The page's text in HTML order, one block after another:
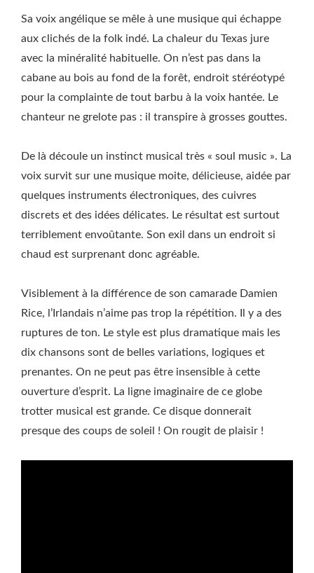
Sa voix angélique se mêle à une musique qui échappe
aux clichés de la folk indé. La chaleur du Texas jure
avec la minéralité habituelle. On n’est pas dans la
cabane au bois au fond de la forêt, endroit stéréotypé
pour la complainte de tout barbu à la voix hantée. Le
chanteur ne grelote pas : il transpire à grosses gouttes.
De là découle un instinct musical très « soul music ». La
voix survit sur une musique moite, délicieuse, aidée par
quelques instruments électroniques, des cuivres
discrets et des idées délicates. Le résultat est surtout
terriblement envoûtante. Son exil dans un endroit si
chaud est surprenant donc agréable.
Visiblement à la différence de son camarade Damien
Rice, l’Irlandais n’aime pas trop la répétition. Il y a des
ruptures de ton. Le style est plus dramatique mais les
dix chansons sont de belles variations, logiques et
prenantes. On ne peut pas être insensible à cette
ouverture d’esprit. La ligne imaginaire de ce globe
trotter musical est grande. Ce disque donnerait
presque des coups de soleil ! On rougit de plaisir !